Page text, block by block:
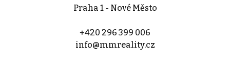
Praha 1 - Nové Město
+420 296 399 006
info@mmreality.cz